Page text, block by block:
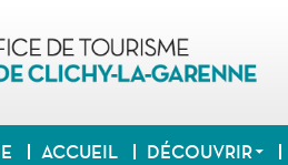
ACCUEIL DÉCOUVRIR